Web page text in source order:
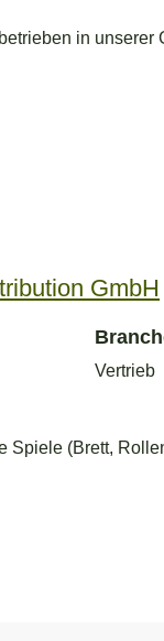
in unserer
GmbH
Vertrieb
Spiele (Brett,